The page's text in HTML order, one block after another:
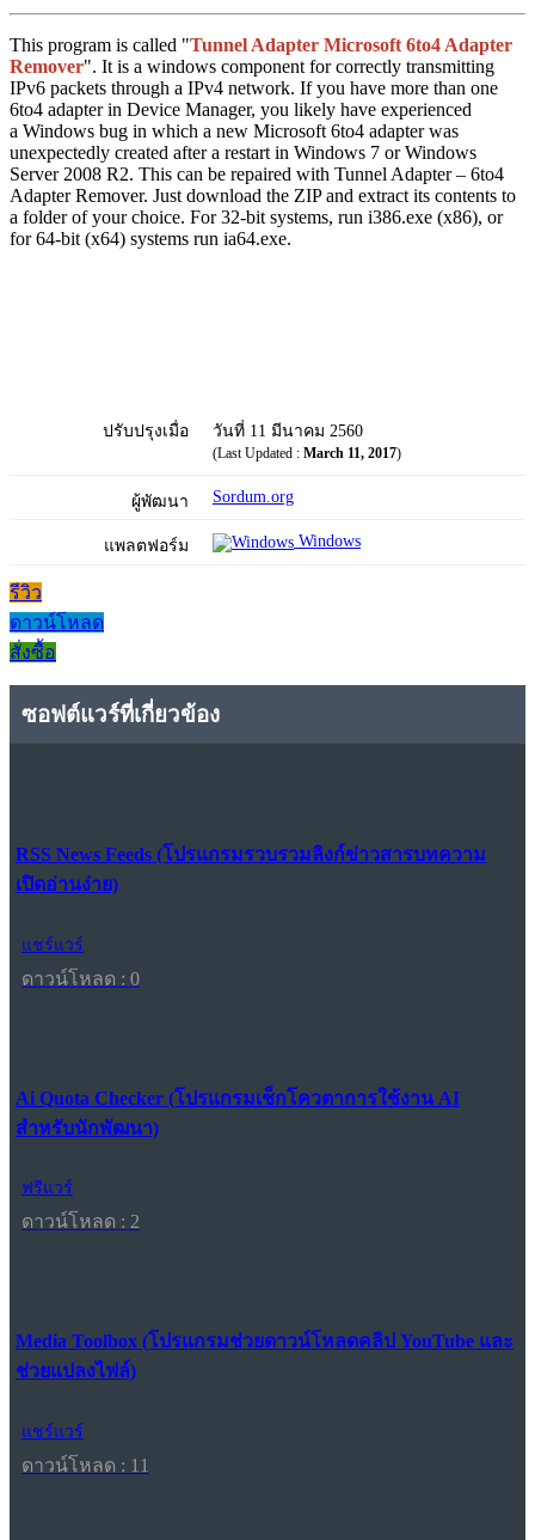
This program is called "Tunnel Adapter Microsoft 6to4 Adapter
Remover". It is a windows component for correctly transmitting
IPv6 packets through a IPv4 network. If you have more than one
6to4 adapter in Device Manager, you likely have experienced
a Windows bug in which a new Microsoft 6to4 adapter was
unexpectedly created after a restart in Windows 7 or Windows
Server 2008 R2. This can be repaired with Tunnel Adapter – 6to4
Adapter Remover. Just download the ZIP and extract its contents to
a folder of your choice. For 32-bit systems, run i386.exe (x86), or
for 64-bit (x64) systems run ia64.exe.
ปรับปรุงเมื่อ วันที่ 11 มีนาคม 2560
(Last Updated : March 11, 2017)
ผู้พัฒนา Sordum.org
แพลตฟอร์ม Windows
รีวิว
ดาวน์โหลด
สั่งซื้อ
ซอฟต์แวร์ที่เกี่ยวข้อง
RSS News Feeds (โปรแกรมรวบรวมลิงก์ข่าวสารบทความ
เปิดอ่านง่าย)
แชร์แวร์
ดาวน์โหลด : 0
Ai Quota Checker (โปรแกรมเช็กโควตาการใช้งาน AI
สำหรับนักพัฒนา)
ฟรีแวร์
ดาวน์โหลด : 2
Media Toolbox (โปรแกรมช่วยดาวน์โหลดคลิป YouTube และ
ช่วยแปลงไฟล์)
แชร์แวร์
ดาวน์โหลด : 11